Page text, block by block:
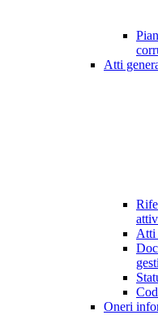
Atti
Atti
Oneri